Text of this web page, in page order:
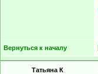
Вернуться к началу
Татьяна К